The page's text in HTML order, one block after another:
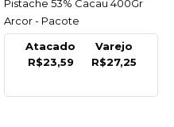
R$23,16
COMPRAR
COMPARAR
Pistache 53% Cacau 400Gr
Arcor - Pacote
Atacado
R$23,59
Varejo
R$27,25